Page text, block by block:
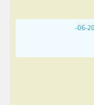
تم تحميل اللعبة وتحديثها بالتاريخ: 2024-06-